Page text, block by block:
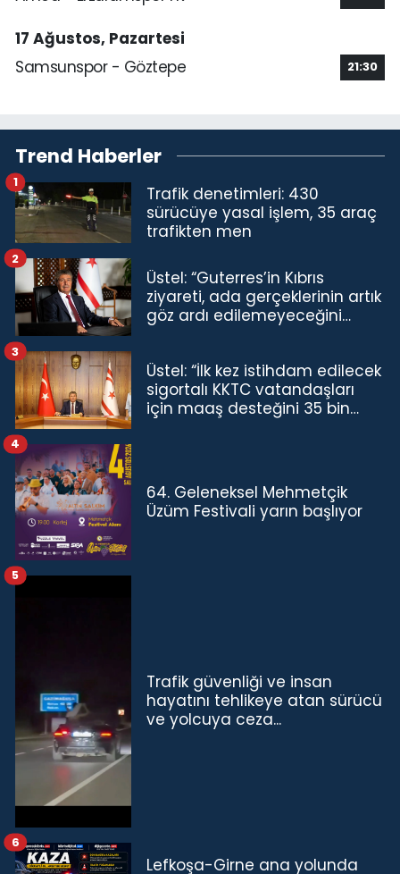
17 Ağustos, Pazartesi
Samsunspor - Göztepe
21:30
Trend Haberler
Trafik denetimleri: 430
sürücüye yasal işlem, 35 araç
trafikten men
1
Üstel: “Guterres’in Kıbrıs
ziyareti, ada gerçeklerinin artık
göz ardı edilemeyeceğini
2
Üstel: “İlk kez istihdam edilecek
sigortalı KKTC vatandaşları
için maaş desteğini 35 bin
3
64. Geleneksel Mehmetçik
Üzüm Festivali yarın başlıyor
4
Trafik güvenliği ve insan
hayatını tehlikeye atan sürücü
ve yolcuya ceza...
5
Lefkoşa-Girne ana yolunda
6